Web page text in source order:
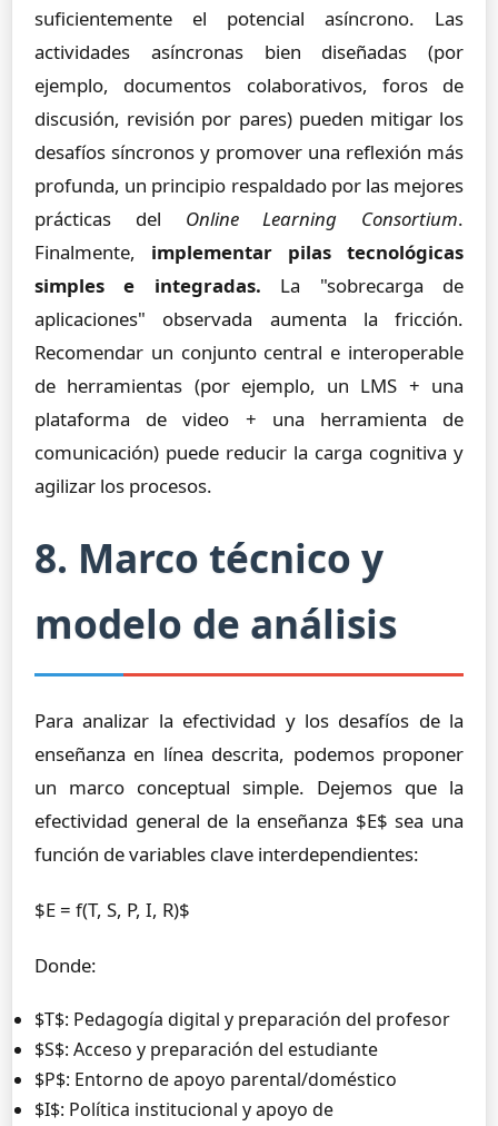
suficientemente el potencial asíncrono. Las
actividades asíncronas bien diseñadas (por
ejemplo, documentos colaborativos, foros de
discusión, revisión por pares) pueden mitigar los
desafíos síncronos y promover una reflexión más
profunda, un principio respaldado por las mejores
prácticas del Online Learning Consortium.
Finalmente, implementar pilas tecnológicas
simples e integradas. La "sobrecarga de
aplicaciones" observada aumenta la fricción.
Recomendar un conjunto central e interoperable
de herramientas (por ejemplo, un LMS + una
plataforma de video + una herramienta de
comunicación) puede reducir la carga cognitiva y
agilizar los procesos.
8. Marco técnico y
modelo de análisis
Para analizar la efectividad y los desafíos de la
enseñanza en línea descrita, podemos proponer
un marco conceptual simple. Dejemos que la
efectividad general de la enseñanza $E$ sea una
función de variables clave interdependientes:
$E = f(T, S, P, I, R)$
Donde:
$T$: Pedagogía digital y preparación del profesor
$S$: Acceso y preparación del estudiante
$P$: Entorno de apoyo parental/doméstico
$I$: Política institucional y apoyo de